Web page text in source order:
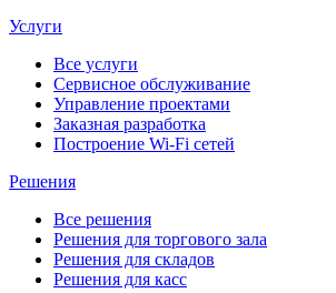
Услуги
Все услуги
Сервисное обслуживание
Управление проектами
Заказная разработка
Построение Wi-Fi сетей
Решения
Все решения
Решения для торгового зала
Решения для складов
Решения для касс